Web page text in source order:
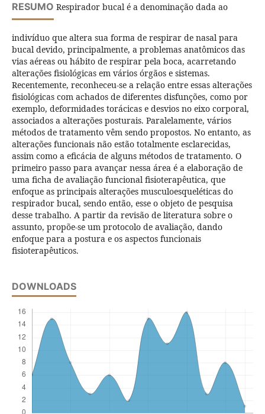
RESUMO Respirador bucal é a denominação dada ao
indivíduo que altera sua forma de respirar de nasal para
bucal devido, principalmente, a problemas anatômicos das
vias aéreas ou hábito de respirar pela boca, acarretando
alterações fisiológicas em vários órgãos e sistemas.
Recentemente, reconheceu-se a relação entre essas alterações
fisiológicas com achados de diferentes disfunções, como por
exemplo, deformidades torácicas e desvios no eixo corporal,
associados a alterações posturais. Paralelamente, vários
métodos de tratamento vêm sendo propostos. No entanto, as
alterações funcionais não estão totalmente esclarecidas,
assim como a eficácia de alguns métodos de tratamento. O
primeiro passo para avançar nessa área é a elaboração de
uma ficha de avaliação funcional fisioterapêutica, que
enfoque as principais alterações musculoesqueléticas do
respirador bucal, sendo então, esse o objeto de pesquisa
desse trabalho. A partir da revisão de literatura sobre o
assunto, propõe-se um protocolo de avaliação, dando
enfoque para a postura e os aspectos funcionais
fisioterapêuticos.
DOWNLOADS